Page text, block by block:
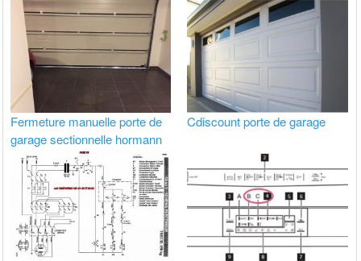
Fermeture manuelle porte de
garage sectionnelle hormann
Cdiscount porte de garage